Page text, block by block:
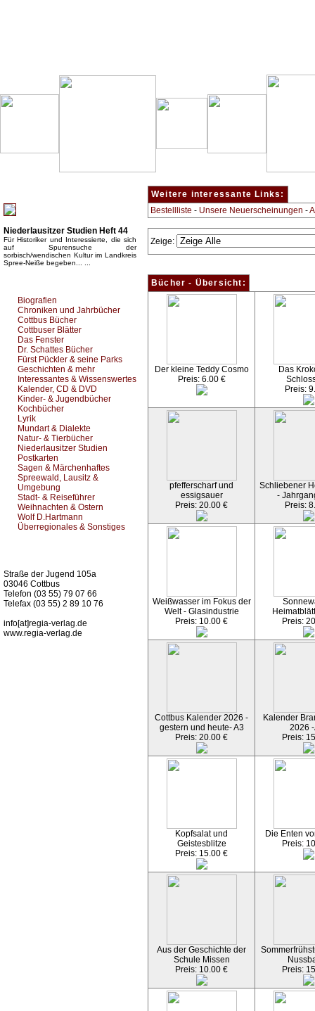
Niederlausitzer Studien Heft 44
Für Historiker und Interessierte, die sich
auf Spurensuche der
sorbisch/wendischen Kultur im Landkreis
Spree-Neiße begeben... ...
Biografien
Chroniken und Jahrbücher
Cottbus Bücher
Cottbuser Blätter
Das Fenster
Dr. Schattes Bücher
Fürst Pückler & seine Parks
Geschichten & mehr
Interessantes & Wissenswertes
Kalender, CD & DVD
Kinder- & Jugendbücher
Kochbücher
Lyrik
Mundart & Dialekte
Natur- & Tierbücher
Niederlausitzer Studien
Postkarten
Sagen & Märchenhaftes
Spreewald, Lausitz &
Umgebung
Stadt- & Reiseführer
Weihnachten & Ostern
Wolf D.Hartmann
Überregionales & Sonstiges
Straße der Jugend 105a
03046 Cottbus
Telefon (03 55) 79 07 66
Telefax (03 55) 2 89 10 76
info[at]regia-verlag.de
www.regia-verlag.de
Weitere interessante Links:
Bestellliste - Unsere Neuerscheinungen -
Zeige:
Bücher - Übersicht:
Der kleine Teddy Cosmo
Preis: 6.00 €
Das
Preis:
pfefferscharf und
essigsauer
Preis: 20.00 €
Schliebener
-
Preis:
Weißwasser im Fokus der
Welt - Glasindustrie
Preis: 10.00 €
Preis:
Cottbus Kalender 2026 -
gestern und heute- A3
Preis: 20.00 €
Kalender
2026
Preis:
Kopfsalat und
Geistesblitze
Preis: 15.00 €
Die Enten
Preis:
Aus der Geschichte der
Schule Missen
Preis: 10.00 €
Preis: